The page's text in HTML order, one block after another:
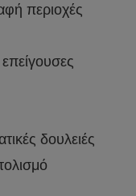
περιοχές
δουλειές